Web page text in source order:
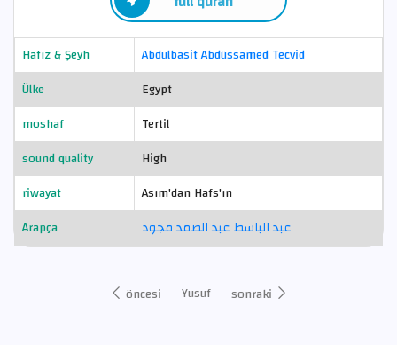
Hafız & Şeyh
Abdulbasit Abdüssamed Tecvid
Ülke
Egypt
moshaf
Tertil
sound quality
High
riwayat
Asım'dan Hafs'ın
Arapça
عبد الباسط عبد الصمد مجود
öncesi Yusuf sonraki